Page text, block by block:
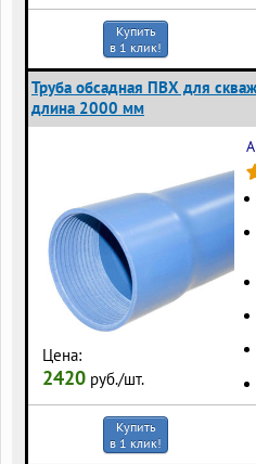
Купить
в 1 клик!
Труба обсадная ПВХ для
длина 2000 мм
Цена:
2420 руб./шт.
Купить
в 1 клик!